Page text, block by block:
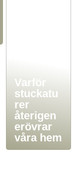
Varför
stuckatu
rer
återigen
erövrar
våra hem